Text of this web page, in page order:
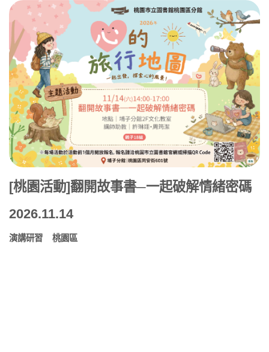
[桃園活動]翻開故事書─一起破解情緒密碼
2026.11.14
演講研習 桃園區